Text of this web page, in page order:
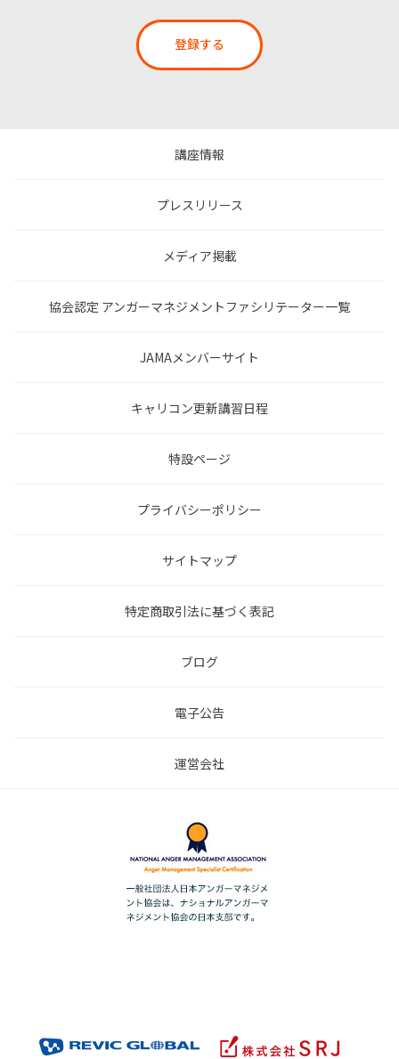
登録する
講座情報
プレスリリース
メディア掲載
協会認定 アンガーマネジメントファシリテーター一覧
JAMAメンバーサイト
キャリコン更新講習日程
特設ページ
プライバシーポリシー
サイトマップ
特定商取引法に基づく表記
ブログ
電子公告
運営会社